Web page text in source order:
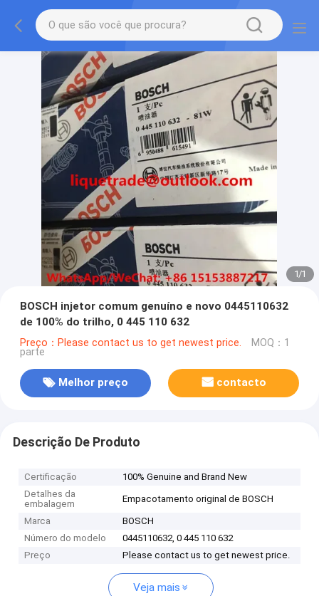
1/1
BOSCH injetor comum genuíno e novo 0445110632
de 100% do trilho, 0 445 110 632
Preço：Please contact us to get newest price. MOQ：1
parte
Melhor preço contacto
Descrição De Produto
Certificação
100% Genuine and Brand New
Detalhes da
embalagem
Empacotamento original de BOSCH
Marca
BOSCH
Número do modelo
0445110632, 0 445 110 632
Preço
Please contact us to get newest price.
Veja mais